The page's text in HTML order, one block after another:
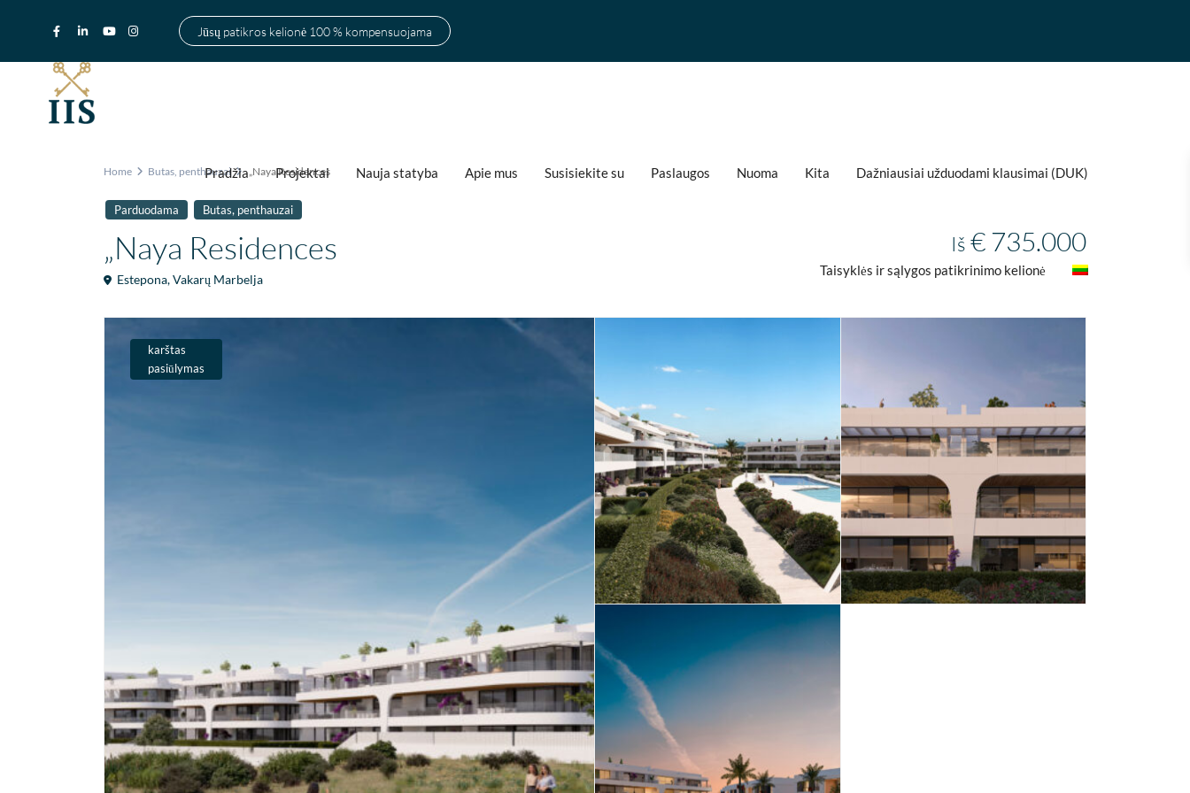
Jūsų patikros kelionė 100 % kompensuojama
Pradžia Projektai Nauja statyba Apie mus Susisiekite su Paslaugos Nuoma Kita Dažniausiai užduodami klausimai (DUK)
Taisyklės ir sąlygos patikrinimo kelionė
Home Butas, penthauzai „Naya Residences
Parduodama Butas, penthauzai
„Naya Residences Iš € 735.000
Estepona,Vakarų Marbelja
karštas
pasiūlymas